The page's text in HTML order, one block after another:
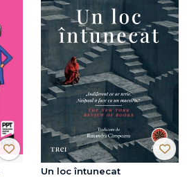
Un loc întunecat